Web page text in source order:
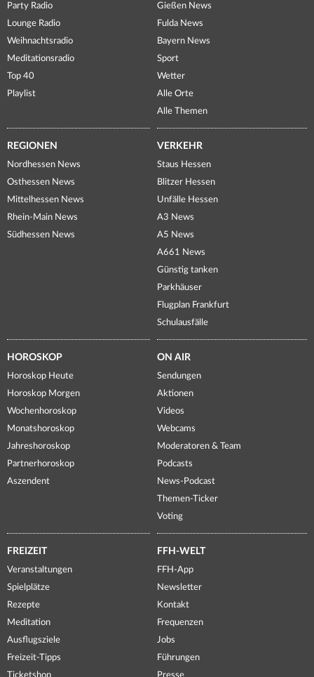
Party Radio
Lounge Radio
Weihnachtsradio
Meditationsradio
Top 40
Playlist
Gießen News
Fulda News
Bayern News
Sport
Wetter
Alle Orte
Alle Themen
REGIONEN
Nordhessen News
Osthessen News
Mittelhessen News
Rhein-Main News
Südhessen News
VERKEHR
Staus Hessen
Blitzer Hessen
Unfälle Hessen
A3 News
A5 News
A661 News
Günstig tanken
Parkhäuser
Flugplan Frankfurt
Schulausfälle
HOROSKOP
Horoskop Heute
Horoskop Morgen
Wochenhoroskop
Monatshoroskop
Jahreshoroskop
Partnerhoroskop
Aszendent
ON AIR
Sendungen
Aktionen
Videos
Webcams
Moderatoren & Team
Podcasts
News-Podcast
Themen-Ticker
Voting
FREIZEIT
Veranstaltungen
Spielplätze
Rezepte
Meditation
Ausflugsziele
Freizeit-Tipps
Ticketshop
FFH-WELT
FFH-App
Newsletter
Kontakt
Frequenzen
Jobs
Führungen
Presse